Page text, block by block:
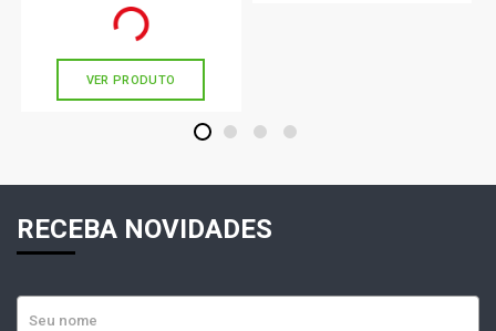
PARATI G4 TRACKFIELD SW 1.6 8V AP FLEX (2004 -
2013)
PARATI G4 COMFORTLINE SW 1.8 8V AP FLEX (2006 -
PARATI G4 SURF SW 1.6 8V AP FLEX (2005 - 2013)
PARATI G4 PLUS SW 1.8 8V AP FLEX (2005 - 2008)
em até 4x de
VER PRODUTO
1 2 3 4
RECEBA NOVIDADES